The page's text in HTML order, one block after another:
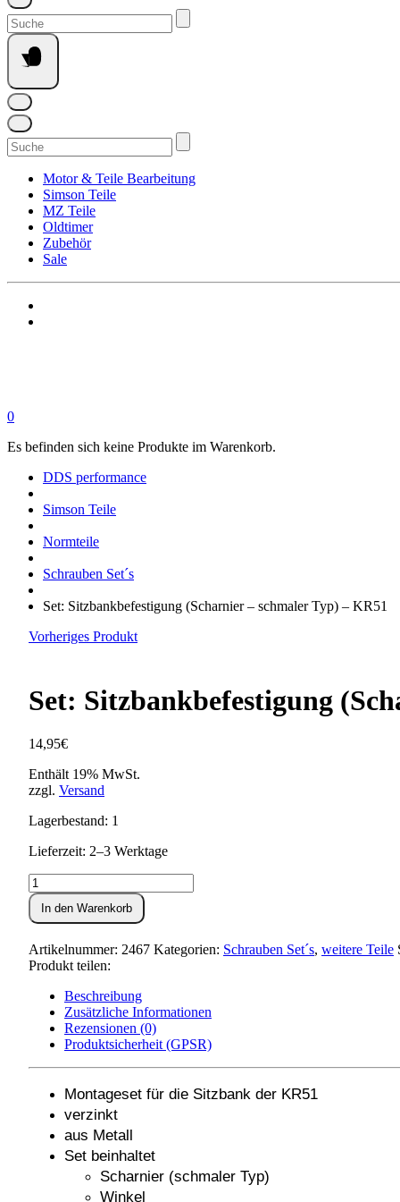
Suchen
nach:
Suchen
nach:
Motor & Teile Bearbeitung
Simson Teile
MZ Teile
Oldtimer
Zubehör
Sale
0
Es befinden sich keine Produkte im Warenkorb.
DDS performance
Simson Teile
Normteile
Schrauben Set´s
Set: Sitzbankbefestigung (Scharnier – schmaler Typ) – KR51
Vorheriges Produkt
Set: Sitzbankbefestigung
14,95€
Enthält 19% MwSt.
zzgl. Versand
Lagerbestand: 1
Lieferzeit: 2–3 Werktage
Set:
Sitzbankbefestigung
(Scharnier
schmaler
Typ)
KR51
Menge
In den Warenkorb
Artikelnummer: 2467 Kategorien: Schrauben Set´s, weitere Teile
Produkt teilen:
Beschreibung
Zusätzliche Informationen
Rezensionen (0)
Produktsicherheit (GPSR)
Montageset für die Sitzbank der KR51
verzinkt
aus Metall
Set beinhaltet
Scharnier (schmaler Typ)
Winkel